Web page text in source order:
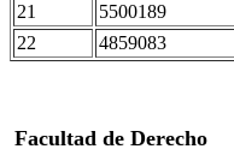
21 5500189
22 4859083
Facultad de Derecho